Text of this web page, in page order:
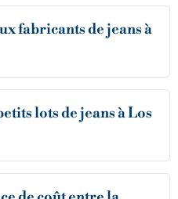
fabricants de jeans à
lots de jeans à Los